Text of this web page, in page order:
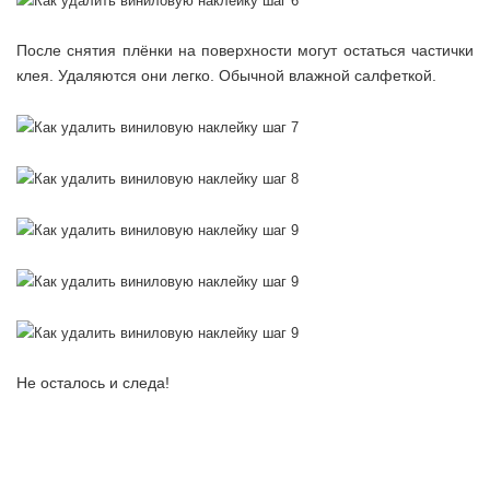
После снятия плёнки на поверхности могут остаться частички
клея. Удаляются они легко. Обычной влажной салфеткой.
Не осталось и следа!